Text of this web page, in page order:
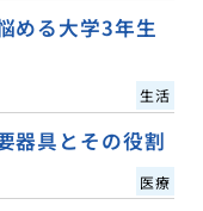
める大学3年生
生活
器具とその役割
医療